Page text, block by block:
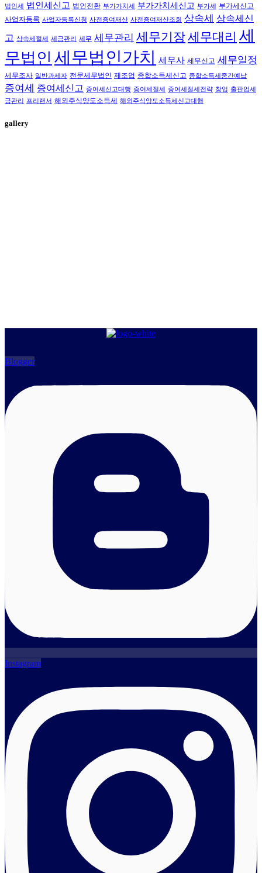
법인세
법인세신고 법인전환 부가가치세 부가가치세신고 부가세
부가세신고
사업자등록 사업자등록신청 사전증여재산 사전증여재산조회 상속세 상속세신
고 상속세절세 세금관리 세무 세무관리 세무기장세무대리 세
무법인 세무법인가치 세무사 세무신고 세무일정
세무조사 일반과세자 전문세무법인 제조업 종합소득세신고 종합소득세중간예납
증여세 증여세신고 증여세신고대행 증여세절세 증여세절세전략 창업 출판업세
금관리
프리랜서 해외주식양도소득세 해외주식양도소득세신고대행
gallery
Blogger
Instagram